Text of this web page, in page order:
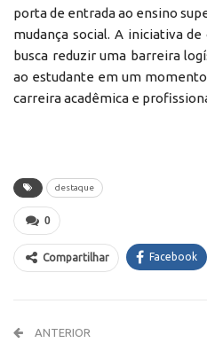
porta de entrada ao ensino
mudança social. A iniciativa
busca reduzir uma barreira
ao estudante em um
carreira acadêmica e
destaque
0
Compartilhar Facebook
ANTERIOR